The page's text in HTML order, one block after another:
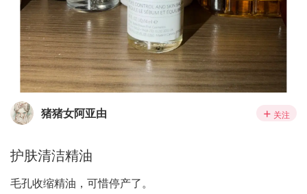
猪猪女阿亚由 关注
护肤清洁精油
毛孔收缩精油，可惜停产了。